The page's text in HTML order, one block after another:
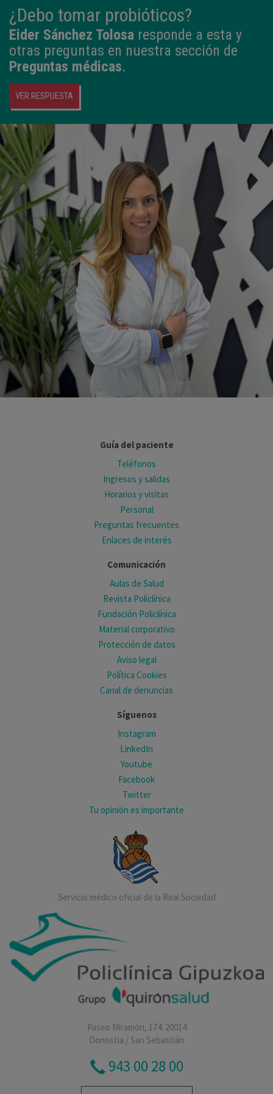
¿Debo tomar probióticos?
Eider Sánchez Tolosa responde a esta y
otras preguntas en nuestra sección de
Preguntas médicas.
VER RESPUESTA
Guía del paciente
Teléfonos
Ingresos y salidas
Horarios y visitas
Personal
Preguntas frecuentes
Enlaces de interés
Comunicación
Aulas de Salud
Revista Policlínica
Fundación Policlínica
Material corporativo
Protección de datos
Aviso legal
Política Cookies
Canal de denuncias
Síguenos
Instagram
LinkedIn
Youtube
Facebook
Twitter
Tu opinión es importante
Servicio médico oficial de la Real Sociedad
Paseo Miramón, 174. 20014
Donostia / San Sebastián
943 00 28 00